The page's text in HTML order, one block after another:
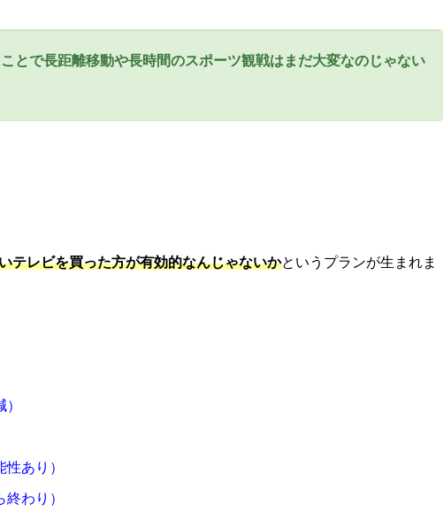
とで長距離移動や長時間のスポーツ観戦はまだ大変なのじゃない
テレビを買った方が有効的なんじゃないかというプランが生まれま
性あり）
終わり）